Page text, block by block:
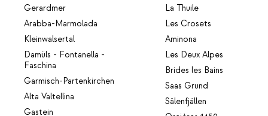
Gerardmer
Arabba-Marmolada
Kleinwalsertal
Damüls - Fontanella -
Faschina
Garmisch-Partenkirchen
Alta Valtellina
Gastein
La Thuile
Les Crosets
Aminona
Les Deux Alpes
Brides les Bains
Saas Grund
Sälenfjällen